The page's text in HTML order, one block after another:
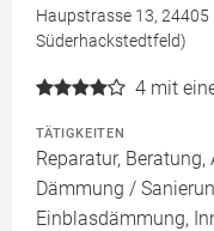
Haupstrasse 13,
Süderhackstedtfeld)
4 mit
TÄTIGKEITEN
Reparatur,
Dämmung /
Einblasdämmung,